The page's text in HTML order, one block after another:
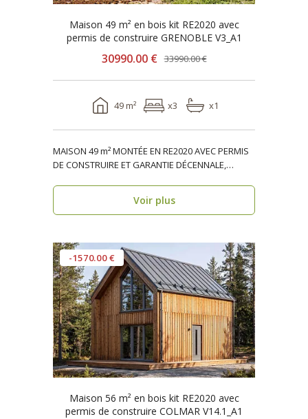
Maison 49 m² en bois kit RE2020 avec
permis de construire GRENOBLE V3_A1
30990.00 € 33990.00 €
49 m² x3 x1
MAISON 49 m² MONTÉE EN RE2020 AVEC PERMIS
DE CONSTRUIRE ET GARANTIE DÉCENNALE,
Voir plus
-1570.00 €
Maison 56 m² en bois kit RE2020 avec
permis de construire COLMAR V14.1_A1